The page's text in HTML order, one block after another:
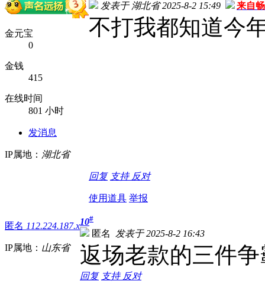
金元宝
0
金钱
415
在线时间
801 小时
发消息
IP属地： 湖北省
发表于 湖北省 2025-8-2 15:49 来自
不打我都知道今
回复 支持 反对
使用道具 举报
匿名 112.224.187.x
IP属地： 山东省
10#
匿名 发表于 2025-8-2 16:43
返场老款的三件
回复 支持 反对